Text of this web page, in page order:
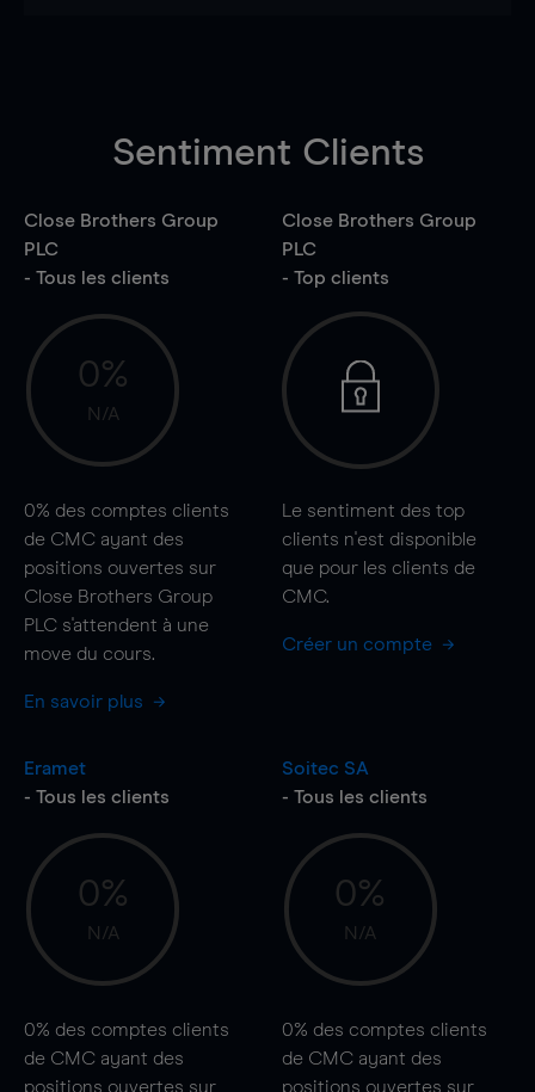
Sentiment Clients
Close Brothers Group
PLC
- Tous les clients
0%
N/A
0% des comptes clients
de CMC ayant des
positions ouvertes sur
Close Brothers Group
PLC s'attendent à une
move du cours.
En savoir plus
Close Brothers Group
PLC
- Top clients
Le sentiment des top
clients n'est disponible
que pour les clients de
CMC.
Créer un compte
Eramet
- Tous les clients
0%
N/A
0% des comptes clients
de CMC ayant des
positions ouvertes sur
Soitec SA
- Tous les clients
0%
N/A
0% des comptes clients
de CMC ayant des
positions ouvertes sur